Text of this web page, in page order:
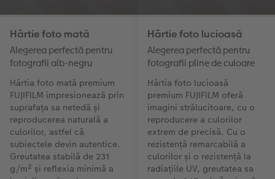
Hârtie foto mată
Alegerea perfectă pentru
fotografii alb-negru
Hârtia foto mată premium
FUJIFILM impresionează prin
suprafața sa netedă și
reproducerea naturală a
culorilor, astfel că
subiectele devin autentice.
Greutatea stabilă de 231
g/m² și reflexia minimă a
Hârtie foto lucioasă
Alegerea perfectă pentru
fotografii pline de culoare
Hârtia foto lucioasă
premium FUJIFILM oferă
imagini strălucitoare, cu o
reproducere a culorilor
extrem de precisă. Cu o
rezistență remarcabilă a
culorilor și o rezistență la
radiațiile UV, greutatea sa